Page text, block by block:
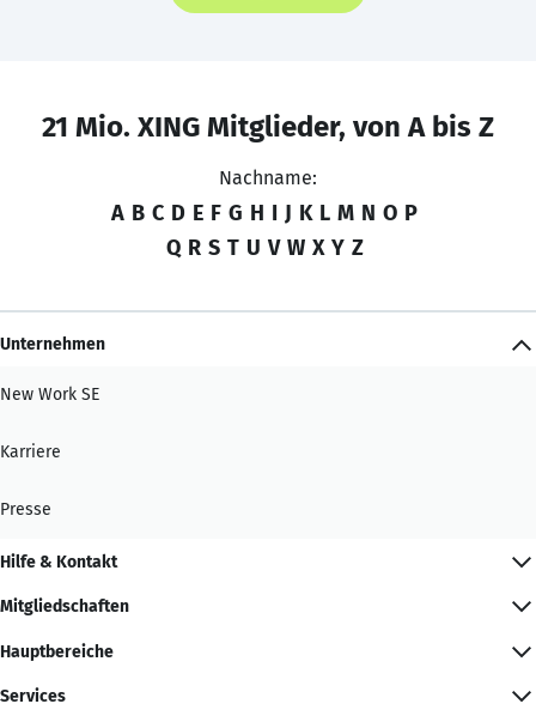
21 Mio. XING Mitglieder, von A bis Z
Nachname:
A B C D E F G H I J K L M N O P
Q R S T U V W X Y Z
Unternehmen
New Work SE
Karriere
Presse
Hilfe & Kontakt
Mitgliedschaften
Hauptbereiche
Services